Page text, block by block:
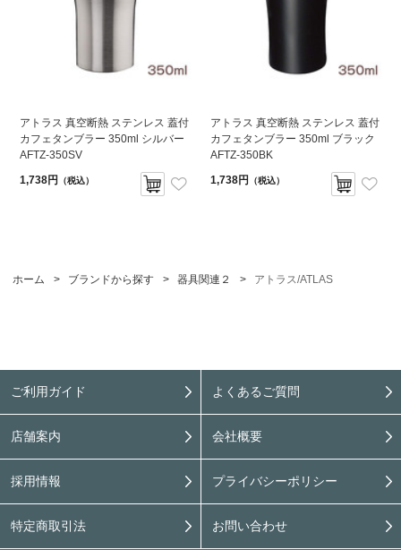
アトラス 真空断熱 ステンレス 蓋付
カフェタンブラー 350ml シルバー
AFTZ-350SV
1,738円 （税込）
アトラス 真空断熱 ステンレス 蓋付
カフェタンブラー 350ml ブラック
AFTZ-350BK
1,738円 （税込）
ホーム > ブランドから探す > 器具関連２ > アトラス/ATLAS
ご利用ガイド よくあるご質問
店舗案内 会社概要
採用情報 プライバシーポリシー
特定商取引法 お問い合わせ